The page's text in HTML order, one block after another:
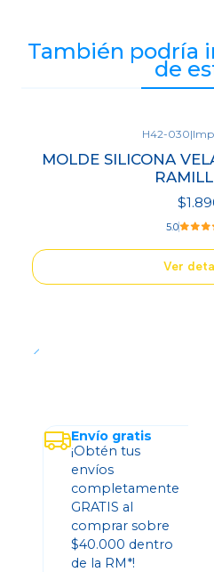
También podría
de
H42-030|
MOLDE SILICONA
5.0
Ver
Envío gratis
¡Obtén tus
envíos
completamente
GRATIS al
comprar sobre
$40.000 dentro
de la RM*!